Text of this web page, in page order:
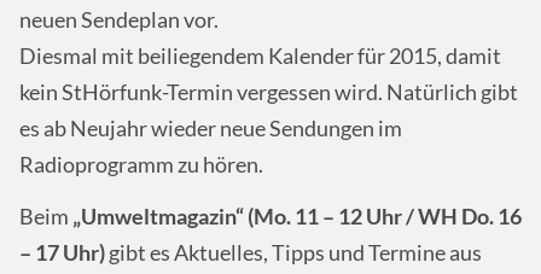
neuen Sendeplan vor.
Diesmal mit beiliegendem Kalender für 2015, damit
kein StHörfunk-Termin vergessen wird. Natürlich gibt
es ab Neujahr wieder neue Sendungen im
Radioprogramm zu hören.
Beim „Umweltmagazin“ (Mo. 11 – 12 Uhr / WH Do. 16
– 17 Uhr)gibt es Aktuelles, Tipps und Termine aus